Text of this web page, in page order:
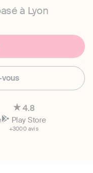
à Lyon
4.8
Play Store
+3000 avis